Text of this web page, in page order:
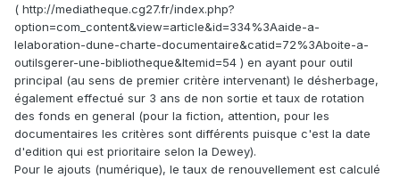
( http://mediatheque.cg27.fr/index.php?
option=com_content&view=article&id=334%3Aaide-a-
lelaboration-dune-charte-documentaire&catid=72%3Aboite-a-
outilsgerer-une-bibliotheque&Itemid=54 ) en ayant pour outil
principal (au sens de premier critère intervenant) le désherbage,
également effectué sur 3 ans de non sortie et taux de rotation
des fonds en general (pour la fiction, attention, pour les
documentaires les critères sont différents puisque c'est la date
d'edition qui est prioritaire selon la Dewey).
Pour le ajouts (numérique), le taux de renouvellement est calculé